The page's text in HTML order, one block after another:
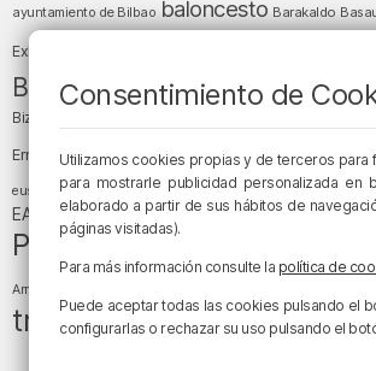
ayuntamiento de Bilbao baloncesto Barakaldo
Exhibition Center) Bilbao
Bizkaia y sus comarcas Copa del Rey
Bizkaia
Ernesto Valverde Ertzaintza Euskadi
euskera fiestas fútbol Gobierno vasco juanma
EA Sports Liga Endesa música noticias
Política
Arriaga tiempo
tráfico en Bizkaia
Consentimiento de
Utilizamos cookies propias y de terceros para
para mostrarle publicidad personalizada en
elaborado a partir de sus hábitos de
páginas visitadas).
Para más información consulte la política de
Puede aceptar todas las cookies pulsando el
configurarlas o rechazar su uso pulsando el